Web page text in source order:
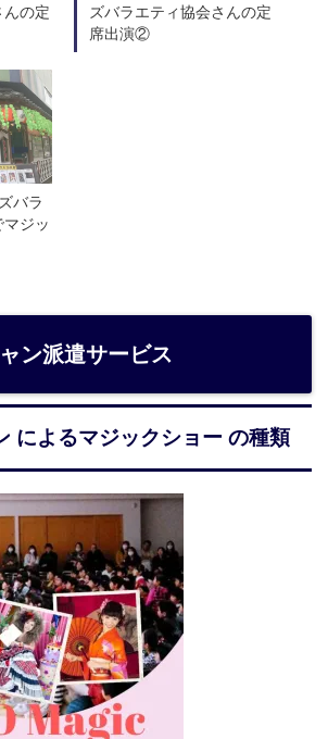
んの定
ズバラエティ協会さんの定
席出演②
バラ
ジッ
ン派遣サービス
によるマジックショー の種類